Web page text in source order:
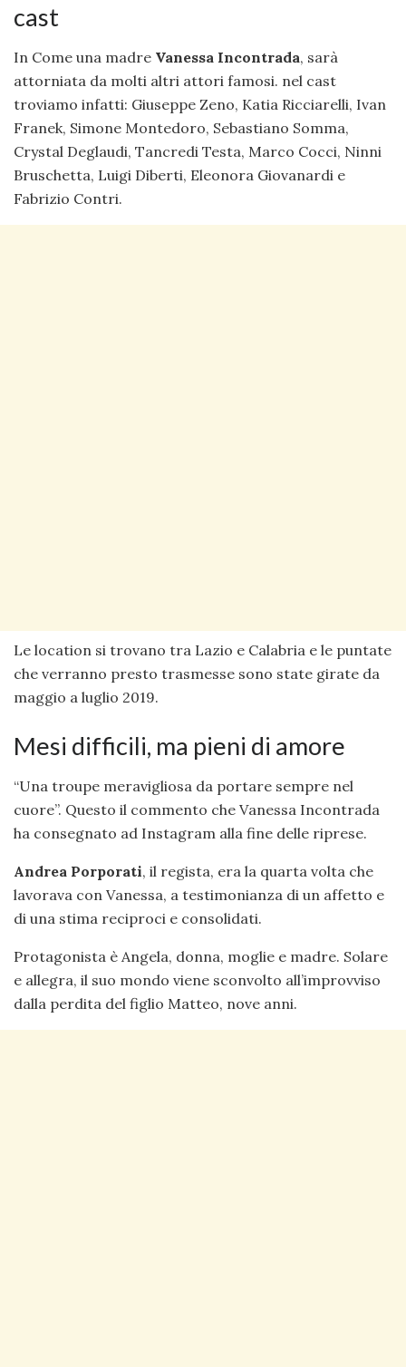
cast
In Come una madre Vanessa Incontrada, sarà
attorniata da molti altri attori famosi. nel cast
troviamo infatti: Giuseppe Zeno, Katia Ricciarelli, Ivan
Franek, Simone Montedoro, Sebastiano Somma,
Crystal Deglaudi, Tancredi Testa, Marco Cocci, Ninni
Bruschetta, Luigi Diberti, Eleonora Giovanardi e
Fabrizio Contri.
Le location si trovano tra Lazio e Calabria e le puntate
che verranno presto trasmesse sono state girate da
maggio a luglio 2019.
Mesi difficili, ma pieni di amore
“Una troupe meravigliosa da portare sempre nel
cuore”. Questo il commento che Vanessa Incontrada
ha consegnato ad Instagram alla fine delle riprese.
Andrea Porporati, il regista, era la quarta volta che
lavorava con Vanessa, a testimonianza di un affetto e
di una stima reciproci e consolidati.
Protagonista è Angela, donna, moglie e madre. Solare
e allegra, il suo mondo viene sconvolto all’improvviso
dalla perdita del figlio Matteo, nove anni.